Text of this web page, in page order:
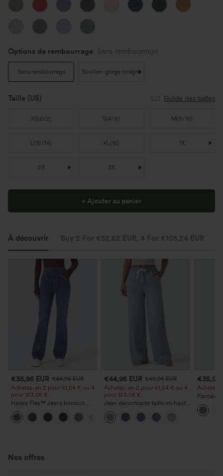
Options de rembourrage Sans rembourrage
Sans rembourrage Soutien-gorge intégré
Taille (US) Guide des tailles
XS(0/2) S(4/6) M (8/10)
L(12/14) XL(16) 1X
2X 3X
+ Ajouter au panier
À découvrir Buy 2 For €52,62 EUR, 4 For €105,24 EUR
€35,95 EUR €44,95 EUR
Achetez-en 2 pour 61,54 € ou 4
pour 123,08 €.
Halara Flex™ Jeans bootcut
décontractés taille haute, effet
délavé, avec poches
€44,95 EUR €49,95 EUR
Achetez-en 2 pour 61,54 € ou 4
pour 123,08 €.
Jean décontracté taille mi‑haute,
à cordon de serrage, avec
poches
€35,95
Achetez-
Pantalon
poches
Nos offres